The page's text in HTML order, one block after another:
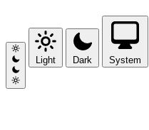
Light Dark System